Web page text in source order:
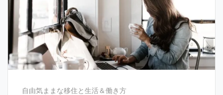
自由気ままな移住と生活＆働き方